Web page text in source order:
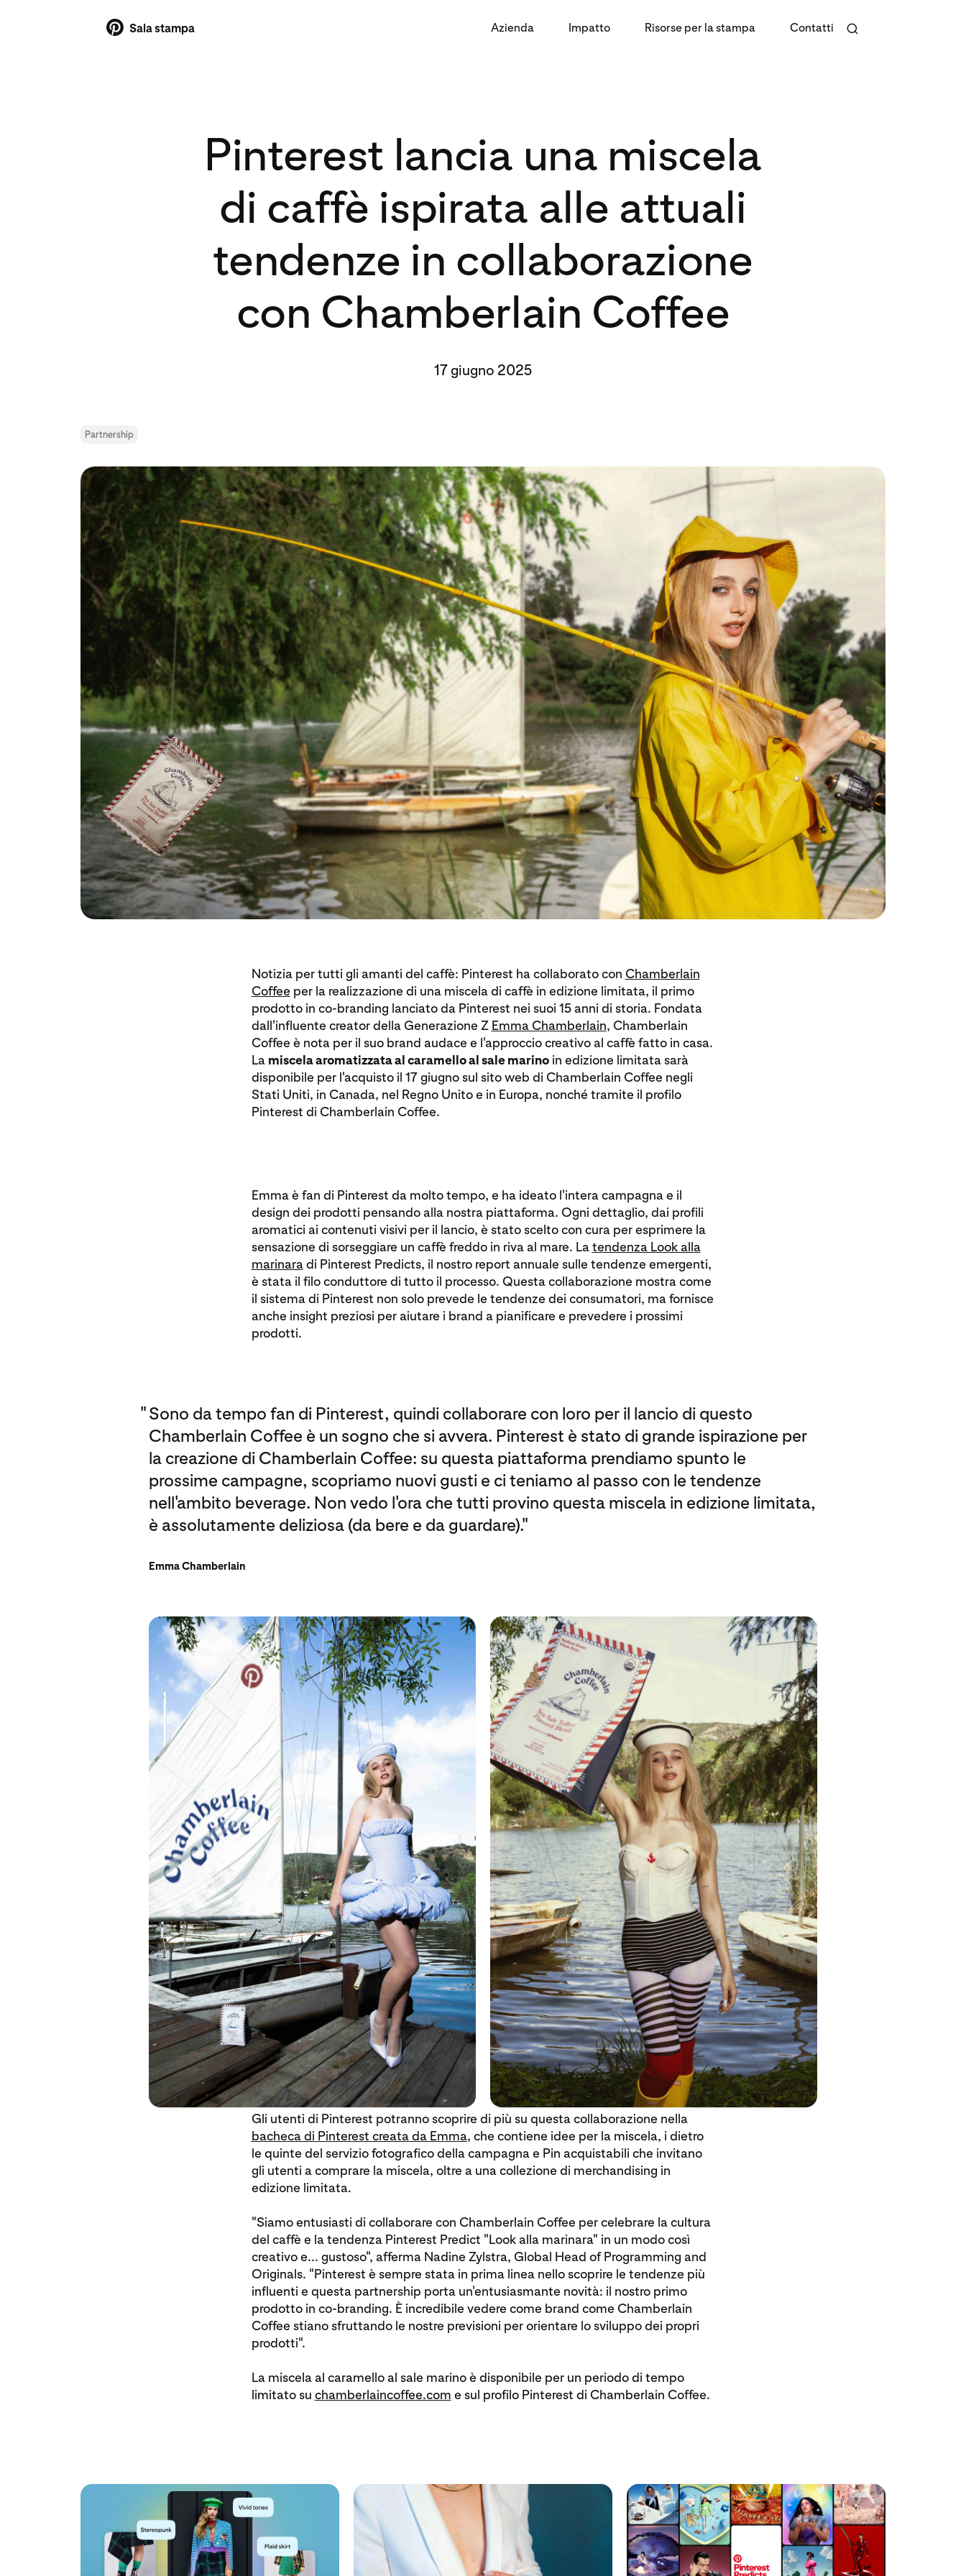
Sala stampa Azienda Impatto Risorse per la stampa Contatti
Pinterest lancia una miscela
di caffè ispirata alle attuali
tendenze in collaborazione
con Chamberlain Coffee
17 giugno 2025
Partnership
Notizia per tutti gli amanti del caffè: Pinterest ha collaborato con Chamberlain
Coffee per la realizzazione di una miscela di caffè in edizione limitata, il primo
prodotto in co-branding lanciato da Pinterest nei suoi 15 anni di storia. Fondata
dall'influente creator della Generazione Z Emma Chamberlain, Chamberlain
Coffee è nota per il suo brand audace e l'approccio creativo al caffè fatto in casa.
La miscela aromatizzata al caramello al sale marinoin edizione limitata sarà
disponibile per l'acquisto il 17 giugno sul sito web di Chamberlain Coffee negli
Stati Uniti, in Canada, nel Regno Unito e in Europa, nonché tramite il profilo
Pinterest di Chamberlain Coffee.
Emma è fan di Pinterest da molto tempo, e ha ideato l'intera campagna e il
design dei prodotti pensando alla nostra piattaforma. Ogni dettaglio, dai profili
aromatici ai contenuti visivi per il lancio, è stato scelto con cura per esprimere la
sensazione di sorseggiare un caffè freddo in riva al mare. Latendenza Look alla
marinaradi Pinterest Predicts, il nostro report annuale sulle tendenze emergenti,
è stata il filo conduttore di tutto il processo. Questa collaborazione mostra come
il sistema di Pinterest non solo prevede le tendenze dei consumatori, ma fornisce
anche insight preziosi per aiutare i brand a pianificare e prevedere i prossimi
prodotti.
"Sono da tempo fan di Pinterest, quindi collaborare con loro per il lancio di questo
Chamberlain Coffee è un sogno che si avvera. Pinterest è stato di grande ispirazione per
la creazione di Chamberlain Coffee: su questa piattaforma prendiamo spunto le
prossime campagne, scopriamo nuovi gusti e ci teniamo al passo con le tendenze
nell'ambito beverage. Non vedo l'ora che tutti provino questa miscela in edizione limitata,
è assolutamente deliziosa (da bere e da guardare)."
Emma Chamberlain
Gli utenti di Pinterest potranno scoprire di più su questa collaborazione nella
bacheca di Pinterest creata da Emma, che contiene idee per la miscela, i dietro
le quinte del servizio fotografico della campagna e Pin acquistabili che invitano
gli utenti a comprare la miscela, oltre a una collezione di merchandising in
edizione limitata.
"Siamo entusiasti di collaborare con Chamberlain Coffee per celebrare la cultura
del caffè e la tendenza Pinterest Predict "Look alla marinara" in un modo così
creativo e... gustoso", afferma Nadine Zylstra, Global Head of Programming and
Originals. "Pinterest è sempre stata in prima linea nello scoprire le tendenze più
influenti e questa partnership porta un'entusiasmante novità: il nostro primo
prodotto in co-branding. È incredibile vedere come brand come Chamberlain
Coffee stiano sfruttando le nostre previsioni per orientare lo sviluppo dei propri
prodotti".
La miscela al caramello al sale marino è disponibile per un periodo di tempo
limitato su chamberlaincoffee.com e sul profilo Pinterest di Chamberlain Coffee.